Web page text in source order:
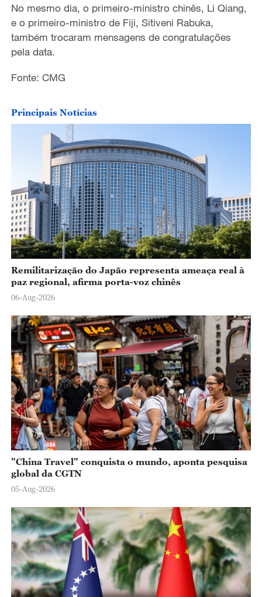
No mesmo dia, o primeiro-ministro chinês, Li Qiang,
e o primeiro-ministro de Fiji, Sitiveni Rabuka,
também trocaram mensagens de congratulações
pela data.
Fonte: CMG
Principais Notícias
Remilitarização do Japão representa ameaça real à
paz regional, afirma porta-voz chinês
06-Aug-2026
"China Travel" conquista o mundo, aponta pesquisa
global da CGTN
05-Aug-2026